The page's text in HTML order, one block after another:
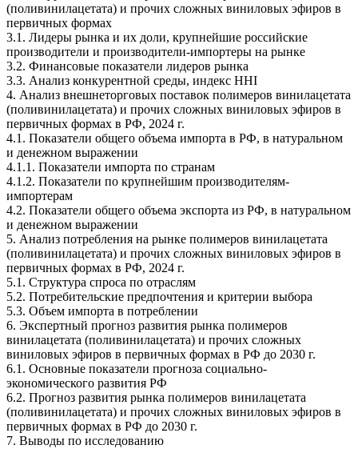
(поливинилацетата) и прочих сложных виниловых эфиров в
первичных формах
3.1. Лидеры рынка и их доли, крупнейшие российские
производители и производители-импортеры на рынке
3.2. Финансовые показатели лидеров рынка
3.3. Анализ конкурентной среды, индекс HHI
4. Анализ внешнеторговых поставок полимеров винилацетата
(поливинилацетата) и прочих сложных виниловых эфиров в
первичных формах в РФ, 2024 г.
4.1. Показатели общего объема импорта в РФ, в натуральном
и денежном выражении
4.1.1. Показатели импорта по странам
4.1.2. Показатели по крупнейшим производителям-
импортерам
4.2. Показатели общего объема экспорта из РФ, в натуральном
и денежном выражении
5. Анализ потребления на рынке полимеров винилацетата
(поливинилацетата) и прочих сложных виниловых эфиров в
первичных формах в РФ, 2024 г.
5.1. Структура спроса по отраслям
5.2. Потребительские предпочтения и критерии выбора
5.3. Объем импорта в потреблении
6. Экспертный прогноз развития рынка полимеров
винилацетата (поливинилацетата) и прочих сложных
виниловых эфиров в первичных формах в РФ до 2030 г.
6.1. Основные показатели прогноза социально-
экономического развития РФ
6.2. Прогноз развития рынка полимеров винилацетата
(поливинилацетата) и прочих сложных виниловых эфиров в
первичных формах в РФ до 2030 г.
7. Выводы по исследованию